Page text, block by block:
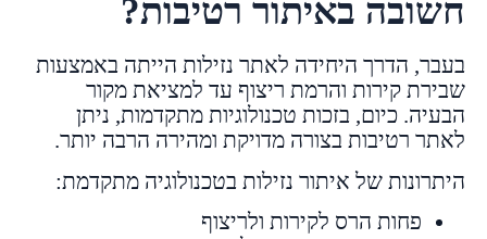
חשובה באיתור רטיבות?
בעבר, הדרך היחידה לאתר נזילות הייתה באמצעות
שבירת קירות והרמת ריצוף עד למציאת מקור
הבעיה. כיום, בזכות טכנולוגיות מתקדמות, ניתן
לאתר רטיבות בצורה מדויקת ומהירה הרבה יותר.
היתרונות של איתור נזילות בטכנולוגיה מתקדמת:
פחות הרס לקירות ולריצוף